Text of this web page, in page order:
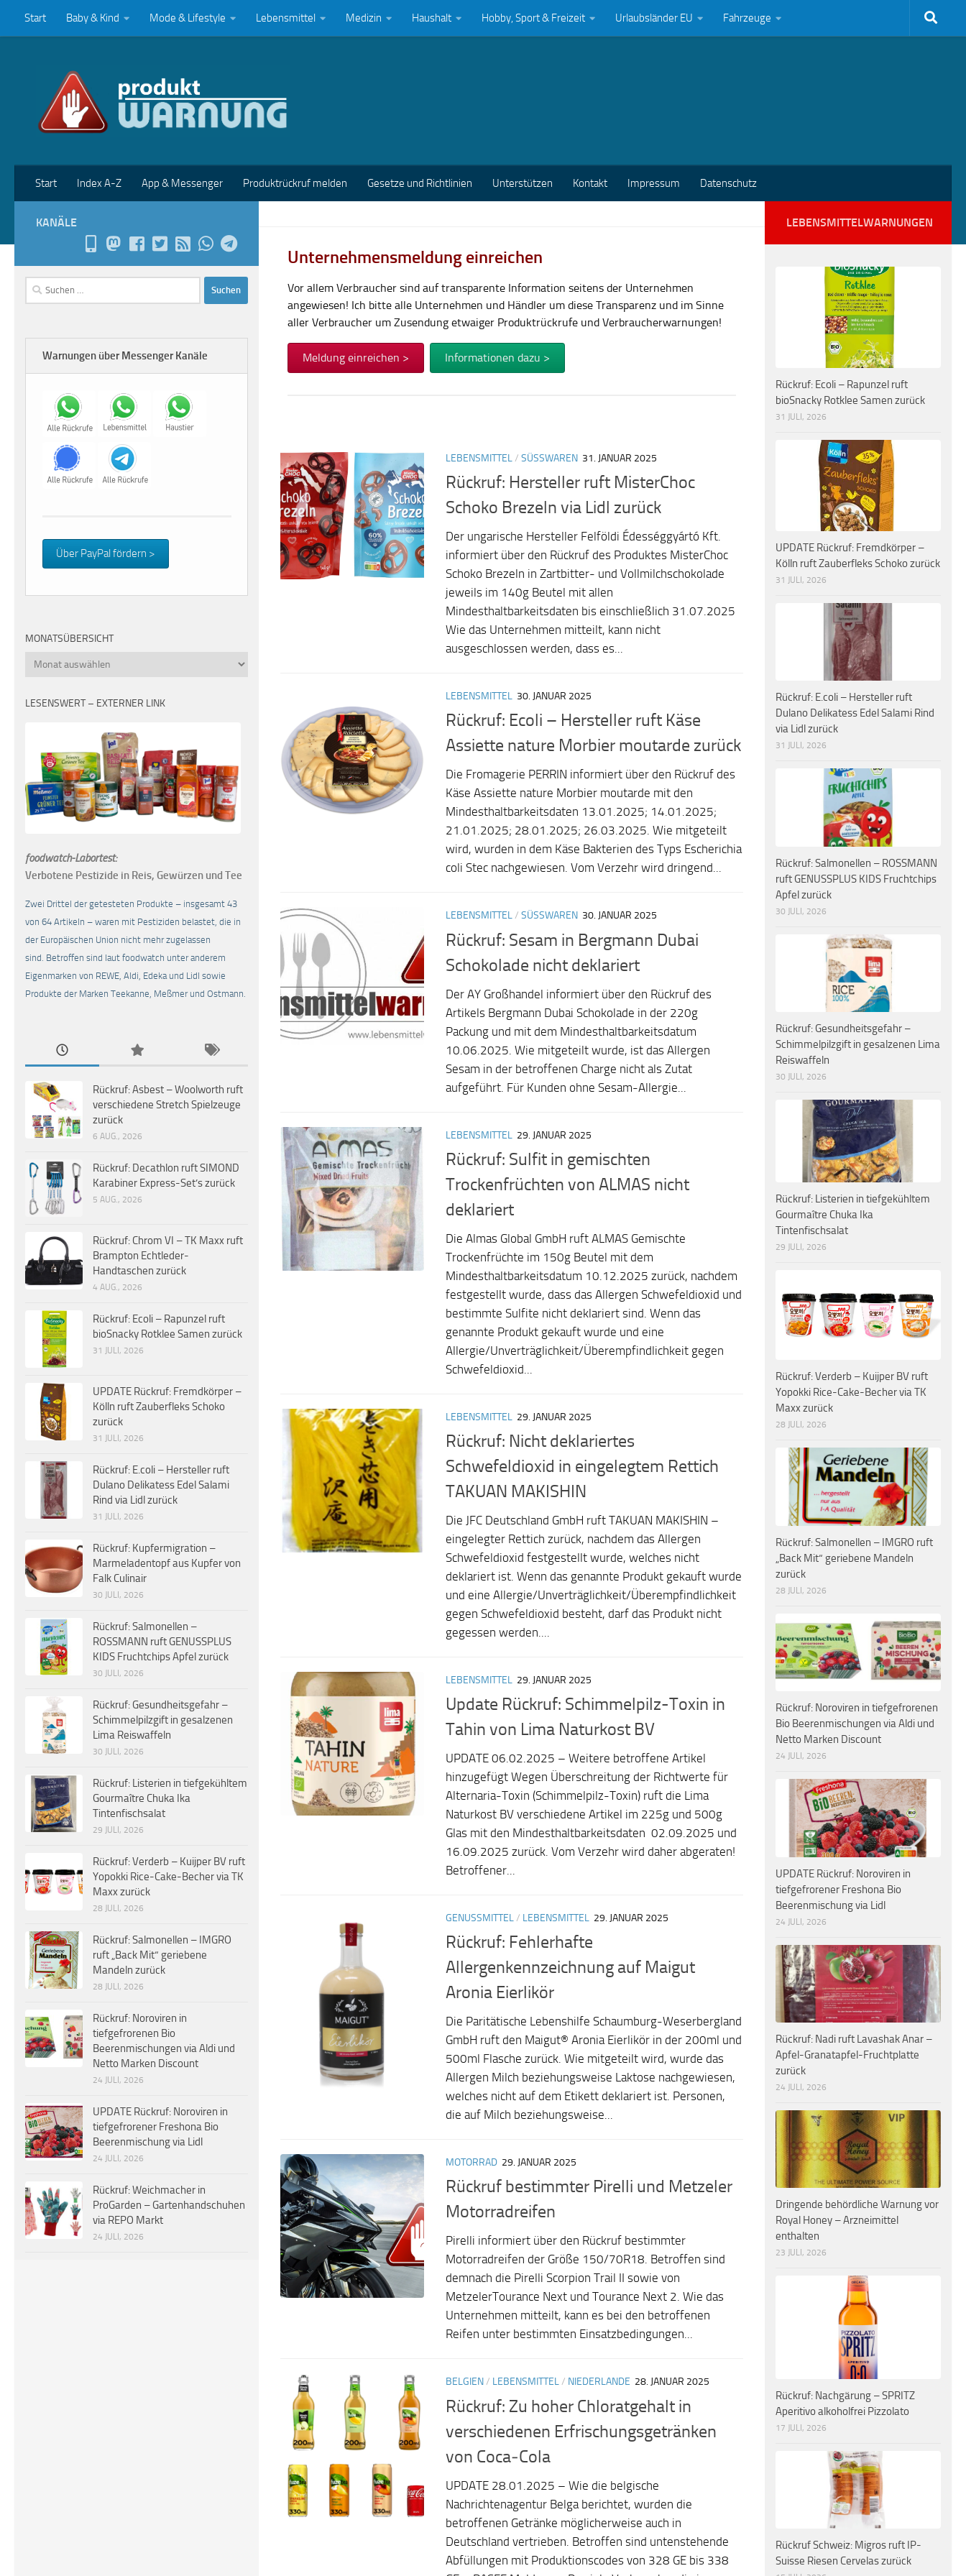
Zum Inhalt springen
Start Baby & Kind Mode & Lifestyle Lebensmittel Medizin Haushalt Hobby, Sport & Freizeit Urlaubsländer EU Fahrzeuge
Start Index A-Z App & Messenger Produktrückruf melden Gesetze und Richtlinien Unterstützen Kontakt Impressum Datenschutz
Unternehmensmeldung einreichen
Vor allem Verbraucher sind auf transparente Information seitens der Unternehmen
angewiesen! Ich bitte alle Unternehmen und Händler um diese Transparenz und im Sinne
aller Verbraucher um Zusendung etwaiger Produktrückrufe und Verbraucherwarnungen!
Meldung einreichen > Informationen dazu >
LEBENSMITTEL/ SÜSSWAREN 31. JANUAR 2025
Rückruf: Hersteller ruft MisterChoc
Schoko Brezeln via Lidl zurück
Der ungarische Hersteller Felföldi Édességgyártó Kft.
informiert über den Rückruf des Produktes MisterChoc
Schoko Brezeln in Zartbitter- und Vollmilchschokolade
jeweils im 140g Beutel mit allen
Mindesthaltbarkeitsdaten bis einschließlich 31.07.2025
Wie das Unternehmen mitteilt, kann nicht
ausgeschlossen werden, dass es...
LEBENSMITTEL 30. JANUAR 2025
Rückruf: Ecoli – Hersteller ruft Käse
Assiette nature Morbier moutarde zurück
Die Fromagerie PERRIN informiert über den Rückruf des
Käse Assiette nature Morbier moutarde mit den
Mindesthaltbarkeitsdaten 13.01.2025; 14.01.2025;
21.01.2025; 28.01.2025; 26.03.2025. Wie mitgeteilt
wird, wurden in dem Käse Bakterien des Typs Escherichia
coli Stec nachgewiesen. Vom Verzehr wird dringend...
LEBENSMITTEL/ SÜSSWAREN 30. JANUAR 2025
Rückruf: Sesam in Bergmann Dubai
Schokolade nicht deklariert
Der AY Großhandel informiert über den Rückruf des
Artikels Bergmann Dubai Schokolade in der 220g
Packung und mit dem Mindesthaltbarkeitsdatum
10.06.2025. Wie mitgeteilt wurde, ist das Allergen
Sesam in der betroffenen Charge nicht als Zutat
aufgeführt. Für Kunden ohne Sesam-Allergie...
LEBENSMITTEL 29. JANUAR 2025
Rückruf: Sulfit in gemischten
Trockenfrüchten von ALMAS nicht
deklariert
Die Almas Global GmbH ruft ALMAS Gemischte
Trockenfrüchte im 150g Beutel mit dem
Mindesthaltbarkeitsdatum 10.12.2025 zurück, nachdem
festgestellt wurde, dass das Allergen Schwefeldioxid und
bestimmte Sulfite nicht deklariert sind. Wenn das
genannte Produkt gekauft wurde und eine
Allergie/Unverträglichkeit/Überempfindlichkeit gegen
Schwefeldioxid...
LEBENSMITTEL 29. JANUAR 2025
Rückruf: Nicht deklariertes
Schwefeldioxid in eingelegtem Rettich
TAKUAN MAKISHIN
Die JFC Deutschland GmbH ruft TAKUAN MAKISHIN –
eingelegter Rettich zurück, nachdem das Allergen
Schwefeldioxid festgestellt wurde, welches nicht
deklariert ist. Wenn das genannte Produkt gekauft wurde
und eine Allergie/Unverträglichkeit/Überempfindlichkeit
gegen Schwefeldioxid besteht, darf das Produkt nicht
gegessen werden....
LEBENSMITTEL 29. JANUAR 2025
Update Rückruf: Schimmelpilz-Toxin in
Tahin von Lima Naturkost BV
UPDATE 06.02.2025 – Weitere betroffene Artikel
hinzugefügt Wegen Überschreitung der Richtwerte für
Alternaria-Toxin (Schimmelpilz-Toxin) ruft die Lima
Naturkost BV verschiedene Artikel im 225g und 500g
Glas mit den Mindesthaltbarkeitsdaten 02.09.2025 und
16.09.2025 zurück. Vom Verzehr wird daher abgeraten!
Betroffener...
GENUSSMITTEL/ LEBENSMITTEL 29. JANUAR 2025
Rückruf: Fehlerhafte
Allergenkennzeichnung auf Maigut
Aronia Eierlikör
Die Paritätische Lebenshilfe Schaumburg-Weserbergland
GmbH ruft den Maigut® Aronia Eierlikör in der 200ml und
500ml Flasche zurück. Wie mitgeteilt wird, wurde das
Allergen Milch beziehungsweise Laktose nachgewiesen,
welches nicht auf dem Etikett deklariert ist. Personen,
die auf Milch beziehungsweise...
MOTORRAD 29. JANUAR 2025
Rückruf bestimmter Pirelli und Metzeler
Motorradreifen
Pirelli informiert über den Rückruf bestimmter
Motorradreifen der Größe 150/70R18. Betroffen sind
demnach die Pirelli Scorpion Trail II sowie von
MetzelerTourance Next und Tourance Next 2. Wie das
Unternehmen mitteilt, kann es bei den betroffenen
Reifen unter bestimmten Einsatzbedingungen...
BELGIEN/ LEBENSMITTEL/ NIEDERLANDE 28. JANUAR 2025
Rückruf: Zu hoher Chloratgehalt in
verschiedenen Erfrischungsgetränken
von Coca‑Cola
UPDATE 28.01.2025 – Wie die belgische
Nachrichtenagentur Belga berichtet, wurden die
betroffenen Getränke möglicherweise auch in
Deutschland vertrieben. Betroffen sind untenstehende
Abfüllungen mit Produktionscodes von 328 GE bis 338
KANÄLE
Suchen
nach:
Warnungen über Messenger Kanäle
Über PayPal fördern >
MONATSÜBERSICHT
Monatsübersicht
LESENSWERT – EXTERNER LINK
foodwatch-Labortest:
Verbotene Pestizide in Reis, Gewürzen und Tee
Zwei Drittel der getesteten Produkte – insgesamt 43
von 64 Artikeln – waren mit Pestiziden belastet, die in
der Europäischen Union nicht mehr zugelassen
sind. Betroffen sind laut foodwatch unter anderem
Eigenmarken von REWE, Aldi, Edeka und Lidl sowie
Produkte der Marken Teekanne, Meßmer und Ostmann.
Rückruf: Asbest – Woolworth ruft
verschiedene Stretch Spielzeuge
zurück
6 AUG., 2026
Rückruf: Decathlon ruft SIMOND
Karabiner Express-Set’s zurück
5 AUG., 2026
Rückruf: Chrom VI – TK Maxx ruft
Brampton Echtleder-
Handtaschen zurück
4 AUG., 2026
Rückruf: Ecoli – Rapunzel ruft
bioSnacky Rotklee Samen zurück
31 JULI, 2026
UPDATE Rückruf: Fremdkörper –
Kölln ruft Zauberfleks Schoko
zurück
31 JULI, 2026
Rückruf: E.coli – Hersteller ruft
Dulano Delikatess Edel Salami
Rind via Lidl zurück
31 JULI, 2026
Rückruf: Kupfermigration –
Marmeladentopf aus Kupfer von
Falk Culinair
30 JULI, 2026
Rückruf: Salmonellen –
ROSSMANN ruft GENUSSPLUS
KIDS Fruchtchips Apfel zurück
30 JULI, 2026
Rückruf: Gesundheitsgefahr –
Schimmelpilzgift in gesalzenen
Lima Reiswaffeln
30 JULI, 2026
Rückruf: Listerien in tiefgekühltem
Gourmaître Chuka Ika
Tintenfischsalat
29 JULI, 2026
Rückruf: Verderb – Kuijper BV ruft
Yopokki Rice-Cake-Becher via TK
Maxx zurück
28 JULI, 2026
Rückruf: Salmonellen – IMGRO
ruft „Back Mit“ geriebene
Mandeln zurück
28 JULI, 2026
Rückruf: Noroviren in
tiefgefrorenen Bio
Beerenmischungen via Aldi und
Netto Marken Discount
24 JULI, 2026
UPDATE Rückruf: Noroviren in
tiefgefrorener Freshona Bio
Beerenmischung via Lidl
24 JULI, 2026
Rückruf: Weichmacher in
ProGarden – Gartenhandschuhen
via REPO Markt
24 JULI, 2026
LEBENSMITTELWARNUNGEN
Rückruf: Ecoli – Rapunzel ruft
bioSnacky Rotklee Samen zurück
31 JULI, 2026
UPDATE Rückruf: Fremdkörper –
Kölln ruft Zauberfleks Schoko zurück
31 JULI, 2026
Rückruf: E.coli – Hersteller ruft
Dulano Delikatess Edel Salami Rind
via Lidl zurück
31 JULI, 2026
Rückruf: Salmonellen – ROSSMANN
ruft GENUSSPLUS KIDS Fruchtchips
Apfel zurück
30 JULI, 2026
Rückruf: Gesundheitsgefahr –
Schimmelpilzgift in gesalzenen Lima
Reiswaffeln
30 JULI, 2026
Rückruf: Listerien in tiefgekühltem
Gourmaître Chuka Ika
Tintenfischsalat
29 JULI, 2026
Rückruf: Verderb – Kuijper BV ruft
Yopokki Rice-Cake-Becher via TK
Maxx zurück
28 JULI, 2026
Rückruf: Salmonellen – IMGRO ruft
„Back Mit“ geriebene Mandeln
zurück
28 JULI, 2026
Rückruf: Noroviren in tiefgefrorenen
Bio Beerenmischungen via Aldi und
Netto Marken Discount
24 JULI, 2026
UPDATE Rückruf: Noroviren in
tiefgefrorener Freshona Bio
Beerenmischung via Lidl
24 JULI, 2026
Rückruf: Nadi ruft Lavashak Anar –
Apfel-Granatapfel-Fruchtplatte
zurück
24 JULI, 2026
Dringende behördliche Warnung vor
Royal Honey – Arzneimittel
enthalten
23 JULI, 2026
Rückruf: Nachgärung – SPRITZ
Aperitivo alkoholfrei Pizzolato
17 JULI, 2026
Rückruf Schweiz: Migros ruft IP-
Suisse Riesen Cervelas zurück